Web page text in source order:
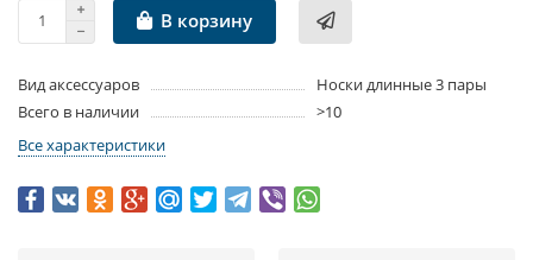
В корзину
Вид аксессуаров
Носки длинные 3 пары
Всего в наличии
>10
Все характеристики